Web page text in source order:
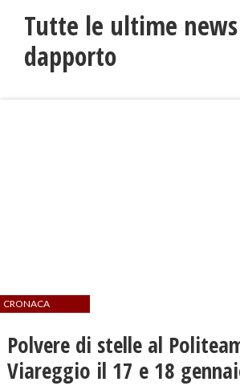
Tutte le ultime
dapporto
CRONACA
Polvere di stelle al
Viareggio il 17 e 18